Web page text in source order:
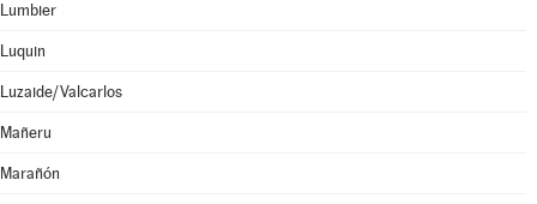
Lumbier
Luquin
Luzaide/Valcarlos
Mañeru
Marañón